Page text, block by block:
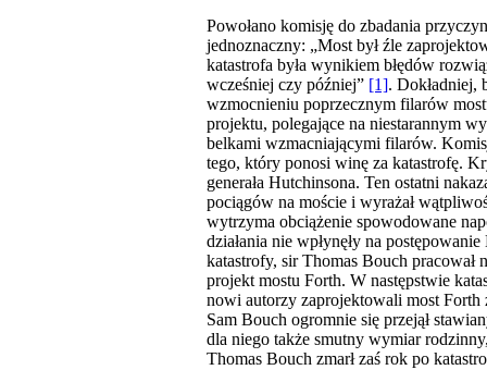
Powołano komisję do zbadania
jednoznaczny: „Most był źle
katastrofa była wynikiem błędów
wcześniej czy później” [1]. Dokładniej,
wzmocnieniu poprzecznym filarów
projektu, polegające na niestarannym
belkami wzmacniającymi filarów.
tego, który ponosi winę za katastrofę.
generała Hutchinsona. Ten ostatni
pociągów na moście i wyrażał
wytrzyma obciążenie spowodowane
działania nie wpłynęły na
katastrofy, sir Thomas Bouch pracował
projekt mostu Forth. W następstwie
nowi autorzy zaprojektowali most Forth
Sam Bouch ogromnie się przejął
dla niego także smutny wymiar
Thomas Bouch zmarł zaś rok po